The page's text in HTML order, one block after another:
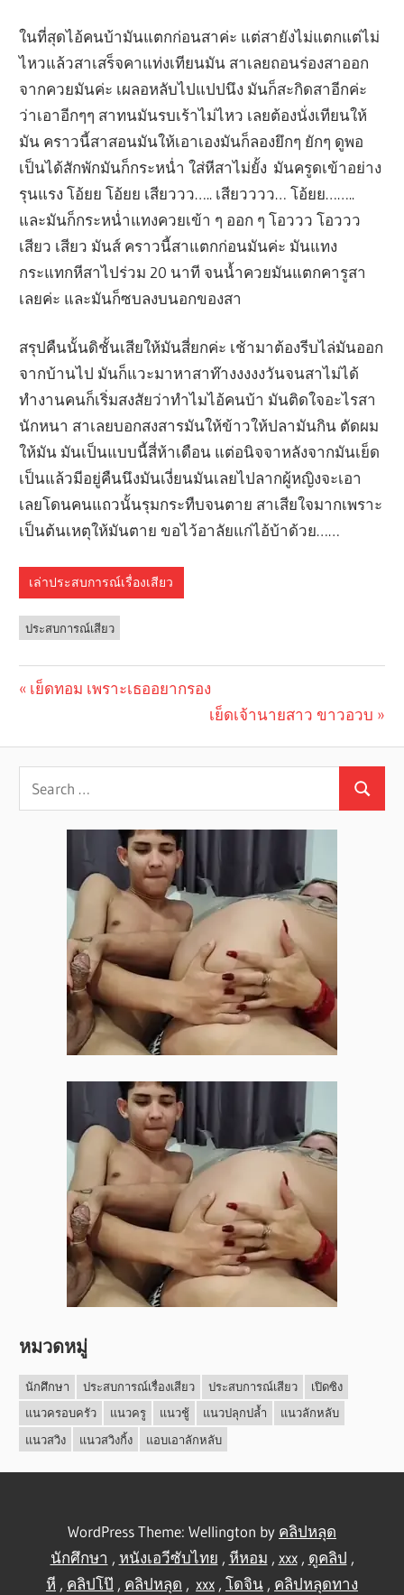
ในที่สุดไอ้คนบ้ามันแตกก่อนสาค่ะ แต่สายังไม่แตกแต่ไม่
ไหวแล้วสาเสร็จคาแท่งเทียนมัน สาเลยถอนร่องสาออก
จากควยมันค่ะ เผลอหลับไปแปปนึง มันก็สะกิดสาอีกค่ะ
ว่าเอาอีกๆๆ สาทนมันรบเร้าไม่ไหว เลยต้องนั่งเทียนให้
มัน คราวนี้สาสอนมันให้เอาเองมันก็ลองยึกๆ ยักๆ ดูพอ
เป็นได้สักพักมันก็กระหน่ำ ใส่หีสาไม่ยั้ง มันครูดเข้าอย่าง
รุนแรง โอ้ยย โอ้ยย เสียววว….. เสียวววว… โอ้ยย……..
และมันก็กระหน่ำแทงควยเข้า ๆ ออก ๆ โอววว โอววว
เสียว เสียว มันส์ คราวนี้สาแตกก่อนมันค่ะ มันแทง
กระแทกหีสาไปร่วม 20 นาที จนน้ำควยมันแตกคารูสา
เลยค่ะ และมันก็ซบลงบนอกของสา
สรุปคืนนั้นดิชั้นเสียให้มันสี่ยกค่ะ เช้ามาต้องรีบไล่มันออก
จากบ้านไป มันก็แวะมาหาสาท๊างงงงงวันจนสาไม่ได้
ทำงานคนก็เริ่มสงสัยว่าทำไมไอ้คนบ้า มันติดใจอะไรสา
นักหนา สาเลยบอกสงสารมันให้ข้าวให้ปลามันกิน ตัดผม
ให้มัน มันเป็นแบบนี้สี่ห้าเดือน แต่อนิจจาหลังจากมันเย็ด
เป็นแล้วมีอยู่คืนนึงมันเงี่ยนมันเลยไปลากผู้หญิงจะเอา
เลยโดนคนแถวนั้นรุมกระทืบจนตาย สาเสียใจมากเพราะ
เป็นต้นเหตุให้มันตาย ขอไว้อาลัยแก่ไอ้บ้าด้วย……
เล่าประสบการณ์เรื่องเสียว
ประสบการณ์เสียว
navigation
Previous
เย็ดทอม เพราะเธออยากรอง
Next
เย็ดเจ้านายสาว ขาวอวบ
หมวดหมู่
นักศึกษา ประสบการณ์เรื่องเสียว ประสบการณ์เสียว
เปิดซิง
แนวครอบครัว
แนวครู แนวชู้ แนวปลุกปล้ำ
แนวลักหลับ
แนวสวิง
แนวสวิงกิ้ง แอบเอาลักหลับ
WordPress Theme: Wellington by คลิปหลุด
นักศึกษา , หนังเอวีซับไทย , หีหอม , xxx, ดูคลิป ,
หี , คลิปโป๊ , คลิปหลุด , xxx , โดจิน , คลิปหลุดทาง